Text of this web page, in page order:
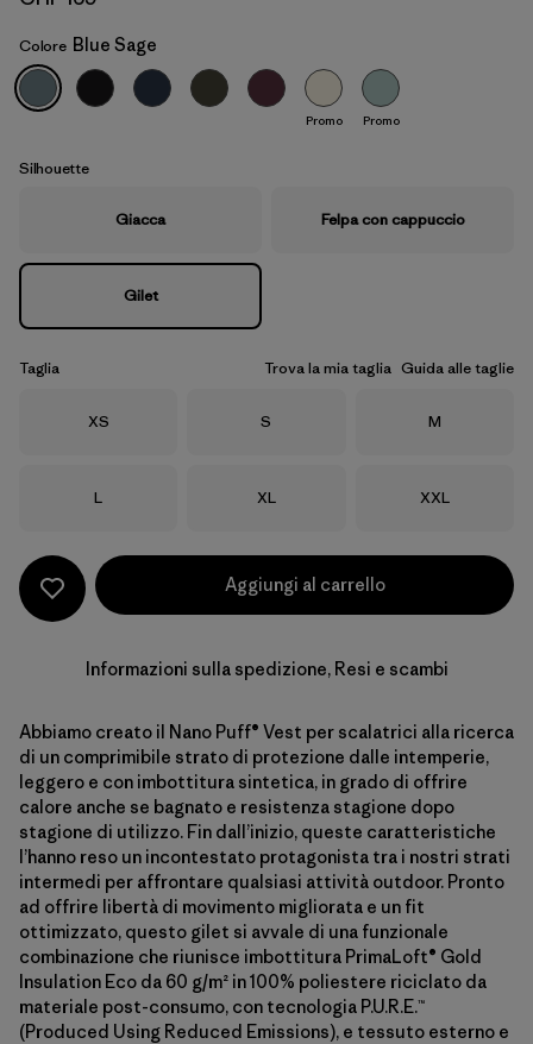
Blue Sage
Colore Blue Sage
Promo Promo
Silhouette
Giacca Felpa con cappuccio
Gilet
Taglia Trova la mia taglia Guida alle taglie
Taglia
XS Taglia
S Taglia
M
Taglia
L Taglia
XL Taglia
XXL
Aggiungi al carrello
Informazioni sulla spedizione, Resi e scambi
Abbiamo creato il Nano Puff® Vest per scalatrici alla ricerca
di un comprimibile strato di protezione dalle intemperie,
leggero e con imbottitura sintetica, in grado di offrire
calore anche se bagnato e resistenza stagione dopo
stagione di utilizzo. Fin dall’inizio, queste caratteristiche
l’hanno reso un incontestato protagonista tra i nostri strati
intermedi per affrontare qualsiasi attività outdoor. Pronto
ad offrire libertà di movimento migliorata e un fit
ottimizzato, questo gilet si avvale di una funzionale
combinazione che riunisce imbottitura PrimaLoft® Gold
Insulation Eco da 60 g/m² in 100% poliestere riciclato da
materiale post-consumo, con tecnologia P.U.R.E.™
(Produced Using Reduced Emissions), e tessuto esterno e